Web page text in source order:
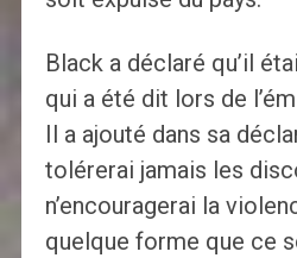
Black a déclaré qu’il
qui a été dit lors de
Il a ajouté dans sa
tolérerai jamais les
n’encouragerai la
quelque forme que ce